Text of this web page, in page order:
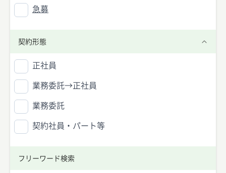
急募
契約形態
正社員
業務委託→正社員
業務委託
契約社員・パート等
フリーワード検索